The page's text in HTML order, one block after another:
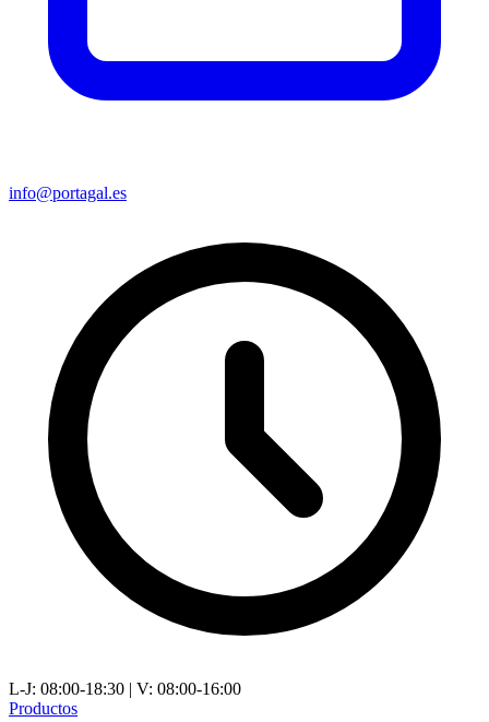
info@portagal.es
L-J: 08:00-18:30 | V: 08:00-16:00
Productos